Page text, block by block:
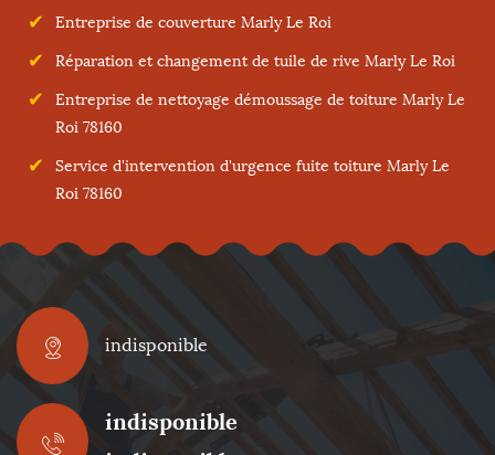
Entreprise de couverture Marly Le Roi
Réparation et changement de tuile de rive Marly Le Roi
Entreprise de nettoyage démoussage de toiture Marly Le
Roi 78160
Service d'intervention d'urgence fuite toiture Marly Le
Roi 78160
indisponible
indisponible